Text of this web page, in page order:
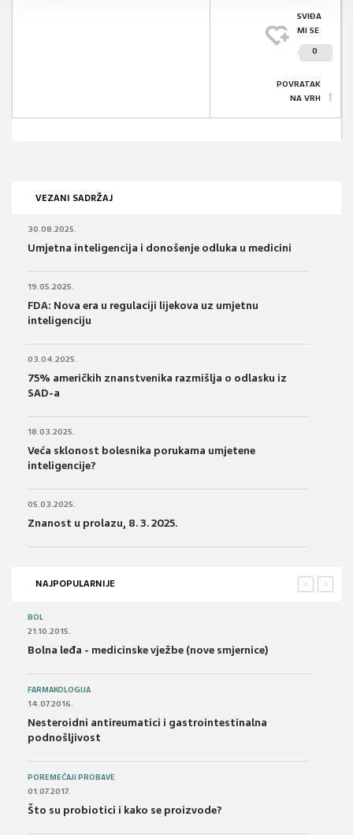
SVIĐA
MI SE
0
POVRATAK
NA VRH
VEZANI SADRŽAJ
30.08.2025.
Umjetna inteligencija i donošenje odluka u medicini
19.05.2025.
FDA: Nova era u regulaciji lijekova uz umjetnu
inteligenciju
03.04.2025.
75% američkih znanstvenika razmišlja o odlasku iz
SAD-a
18.03.2025.
Veća sklonost bolesnika porukama umjetene
inteligencije?
05.03.2025.
Znanost u prolazu, 8. 3. 2025.
NAJPOPULARNIJE >
<
BOL
21.10.2015.
Bolna leđa - medicinske vježbe (nove smjernice)
FARMAKOLOGIJA
14.07.2016.
Nesteroidni antireumatici i gastrointestinalna
podnošljivost
POREMEĆAJI PROBAVE
01.07.2017.
Što su probiotici i kako se proizvode?